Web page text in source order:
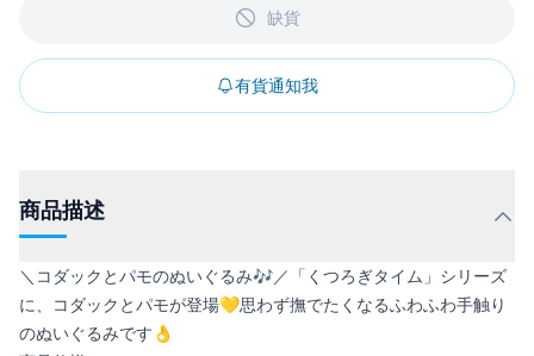
缺貨
有貨通知我
商品描述
＼コダックとパモのぬいぐるみ🎶／「くつろぎタイム」シリーズ
に、コダックとパモが登場💛思わず撫でたくなるふわふわ手触り
のぬいぐるみです👌